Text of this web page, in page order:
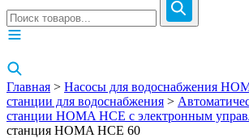
Главная > Насосы для водоснабжения
станции для водоснабжения >
станции HOMA HCE с электронным
станция HOMA HCE 60